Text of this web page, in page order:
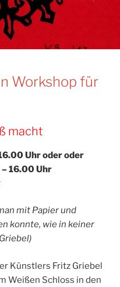
Workshop für
macht
Uhr oder oder
16.00 Uhr
mit Papier und
konnte, wie in keiner
Künstlers Fritz Griebel
Weißen Schloss in den